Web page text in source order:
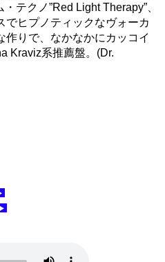
テクノ”Red Light Therapy”、
でヒプノティックなヴォーカ
作りで、なかなかにカッコイ
Kraviz系推薦盤。(Dr.